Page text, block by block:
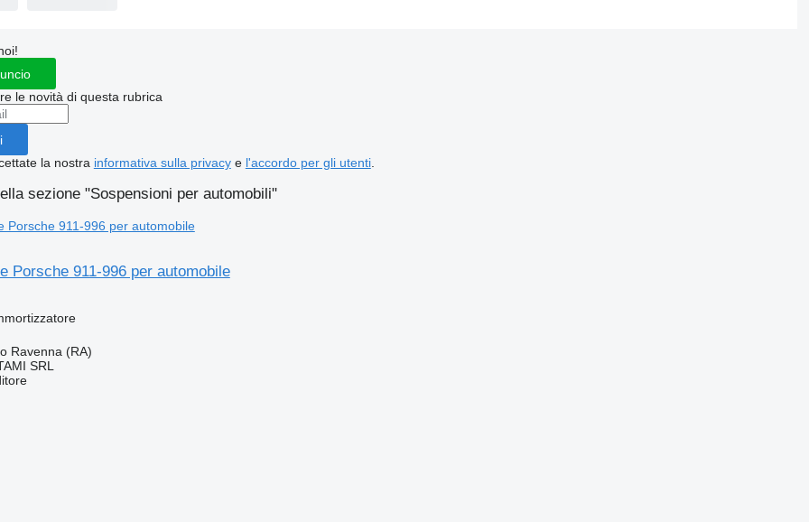
le novità di questa rubrica
la nostra informativa sulla privacye l'accordo per gli utenti.
sezione "Sospensioni per automobili"
Porsche 911-996 per automobile
Ravenna (RA)
SRL